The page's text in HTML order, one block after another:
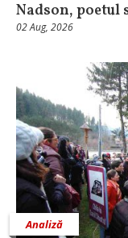
Nadson, poetul
02 Aug, 2026
Analiză